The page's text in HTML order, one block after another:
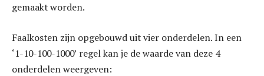
gemaakt worden.
Faalkosten zijn opgebouwd uit vier onderdelen. In een
‘1-10-100-1000’ regel kan je de waarde van deze 4
onderdelen weergeven: